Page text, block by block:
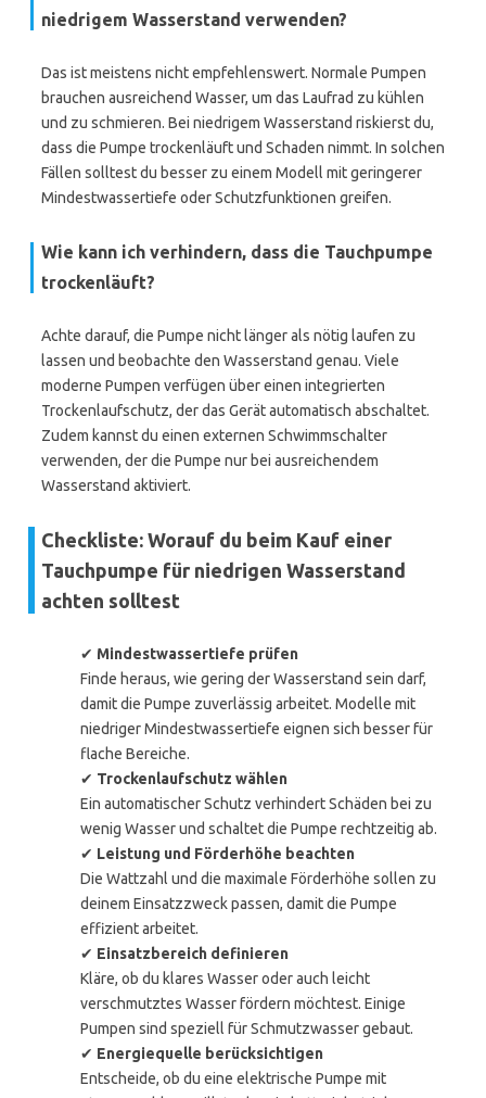
niedrigem Wasserstand verwenden?
Das ist meistens nicht empfehlenswert. Normale Pumpen
brauchen ausreichend Wasser, um das Laufrad zu kühlen
und zu schmieren. Bei niedrigem Wasserstand riskierst du,
dass die Pumpe trockenläuft und Schaden nimmt. In solchen
Fällen solltest du besser zu einem Modell mit geringerer
Mindestwassertiefe oder Schutzfunktionen greifen.
Wie kann ich verhindern, dass die Tauchpumpe
trockenläuft?
Achte darauf, die Pumpe nicht länger als nötig laufen zu
lassen und beobachte den Wasserstand genau. Viele
moderne Pumpen verfügen über einen integrierten
Trockenlaufschutz, der das Gerät automatisch abschaltet.
Zudem kannst du einen externen Schwimmschalter
verwenden, der die Pumpe nur bei ausreichendem
Wasserstand aktiviert.
Checkliste: Worauf du beim Kauf einer
Tauchpumpe für niedrigen Wasserstand
achten solltest
✔ Mindestwassertiefe prüfen
Finde heraus, wie gering der Wasserstand sein darf,
damit die Pumpe zuverlässig arbeitet. Modelle mit
niedriger Mindestwassertiefe eignen sich besser für
flache Bereiche.
✔ Trockenlaufschutz wählen
Ein automatischer Schutz verhindert Schäden bei zu
wenig Wasser und schaltet die Pumpe rechtzeitig ab.
✔ Leistung und Förderhöhe beachten
Die Wattzahl und die maximale Förderhöhe sollen zu
deinem Einsatzzweck passen, damit die Pumpe
effizient arbeitet.
✔ Einsatzbereich definieren
Kläre, ob du klares Wasser oder auch leicht
verschmutztes Wasser fördern möchtest. Einige
Pumpen sind speziell für Schmutzwasser gebaut.
✔ Energiequelle berücksichtigen
Entscheide, ob du eine elektrische Pumpe mit